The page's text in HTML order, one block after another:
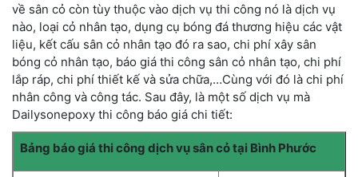
về sân cỏ còn tùy thuộc vào dịch vụ thi công nó là dịch vụ
nào, loại cỏ nhân tạo, dụng cụ bóng đá thương hiệu các vật
liệu, kết cấu sân cỏ nhân tạo đó ra sao, chi phí xây sân
bóng cỏ nhân tạo, báo giá thi công sân cỏ nhân tạo, chi phí
lắp ráp, chi phí thiết kế và sửa chữa,…Cùng với đó là chi phí
nhân công và công tác. Sau đây, là một số dịch vụ mà
Dailysonepoxy thi công báo giá chi tiết:
Bảng báo giá thi công dịch vụ sân cỏ tại Bình Phước